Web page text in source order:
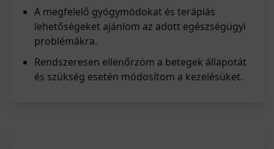
A megfelelő gyógymódokat és terápiás
lehetőségeket ajánlom az adott egészségügyi
problémákra.
Rendszeresen ellenőrzöm a betegek állapotát
és szükség esetén módosítom a kezelésüket.